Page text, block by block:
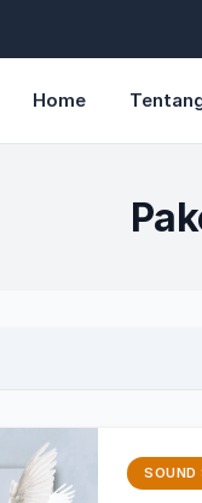
Home
SOUND